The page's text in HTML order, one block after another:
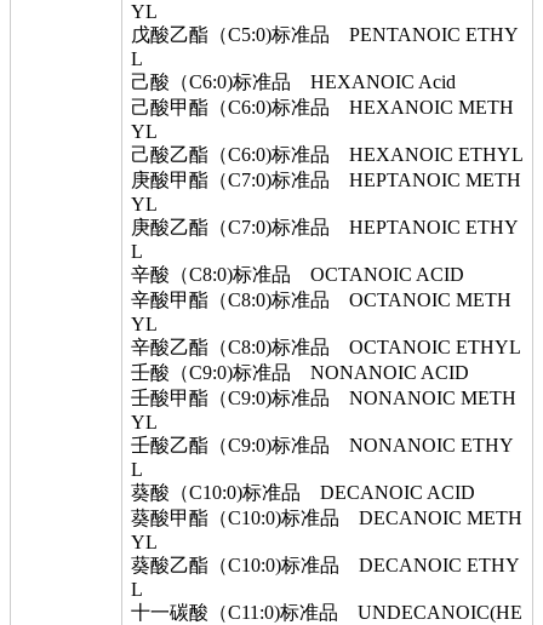
YL
戊酸乙酯（C5:0)标准品 PENTANOIC ETHY
L
己酸（C6:0)标准品 HEXANOIC Acid
己酸甲酯（C6:0)标准品 HEXANOIC METH
YL
己酸乙酯（C6:0)标准品 HEXANOIC ETHYL
庚酸甲酯（C7:0)标准品 HEPTANOIC METH
YL
庚酸乙酯（C7:0)标准品 HEPTANOIC ETHY
L
辛酸（C8:0)标准品 OCTANOIC ACID
辛酸甲酯（C8:0)标准品 OCTANOIC METH
YL
辛酸乙酯（C8:0)标准品 OCTANOIC ETHYL
壬酸（C9:0)标准品 NONANOIC ACID
壬酸甲酯（C9:0)标准品 NONANOIC METH
YL
壬酸乙酯（C9:0)标准品 NONANOIC ETHY
L
葵酸（C10:0)标准品 DECANOIC ACID
葵酸甲酯（C10:0)标准品 DECANOIC METH
YL
葵酸乙酯（C10:0)标准品 DECANOIC ETHY
L
十一碳酸（C11:0)标准品 UNDECANOIC(HE